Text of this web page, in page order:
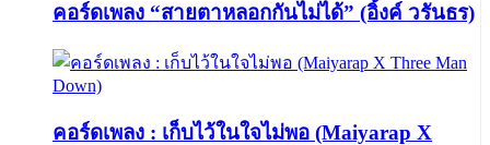
คอร์ดเพลง “สายตาหลอกกันไม่ได้” (อิ้งค์ วรันธร)
คอร์ดเพลง : เก็บไว้ในใจไม่พอ (Maiyarap X